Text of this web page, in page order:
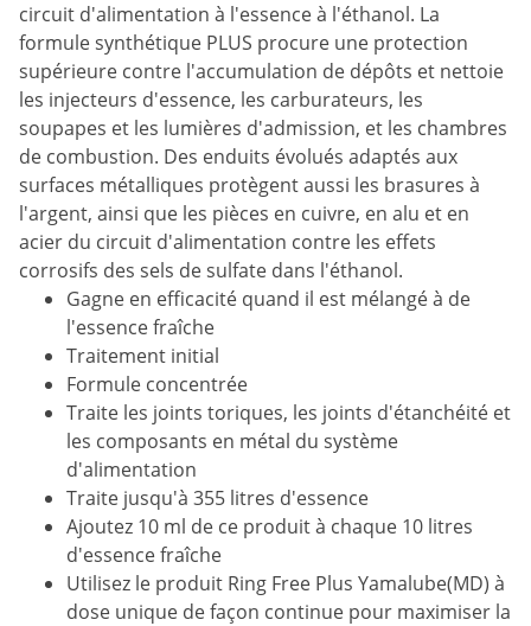
circuit d'alimentation à l'essence à l'éthanol. La
formule synthétique PLUS procure une protection
supérieure contre l'accumulation de dépôts et nettoie
les injecteurs d'essence, les carburateurs, les
soupapes et les lumières d'admission, et les chambres
de combustion. Des enduits évolués adaptés aux
surfaces métalliques protègent aussi les brasures à
l'argent, ainsi que les pièces en cuivre, en alu et en
acier du circuit d'alimentation contre les effets
corrosifs des sels de sulfate dans l'éthanol.
Gagne en efficacité quand il est mélangé à de
l'essence fraîche
Traitement initial
Formule concentrée
Traite les joints toriques, les joints d'étanchéité et
les composants en métal du système
d'alimentation
Traite jusqu'à 355 litres d'essence
Ajoutez 10 ml de ce produit à chaque 10 litres
d'essence fraîche
Utilisez le produit Ring Free Plus Yamalube(MD) à
dose unique de façon continue pour maximiser la